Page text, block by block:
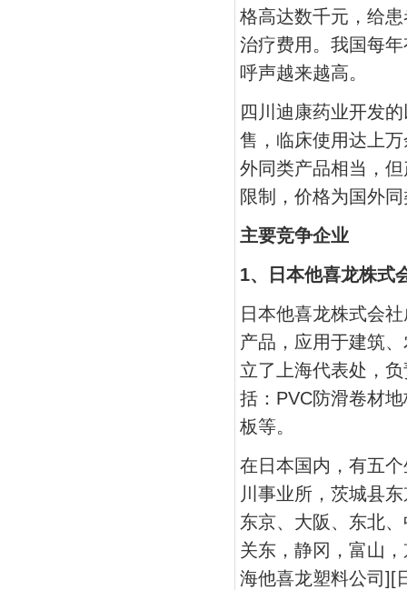
格高达数千元，给
治疗费用。我国每
呼声越来越高。
四川迪康药业开发
售，临床使用达上
外同类产品相当，
限制，价格为国外
主要竞争企业
1、日本他喜龙株式
日本他喜龙株式会
产品，应用于建筑
立了上海代表处，
括：PVC防滑卷材
板等。
在日本国内，有五
川事业所，茨城县
东京、大阪、东北
关东，静冈，富山
海他喜龙塑料公司][